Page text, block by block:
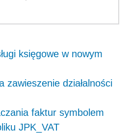
księgowe w nowym
zawieszenie działalności
faktur symbolem
JPK_VAT